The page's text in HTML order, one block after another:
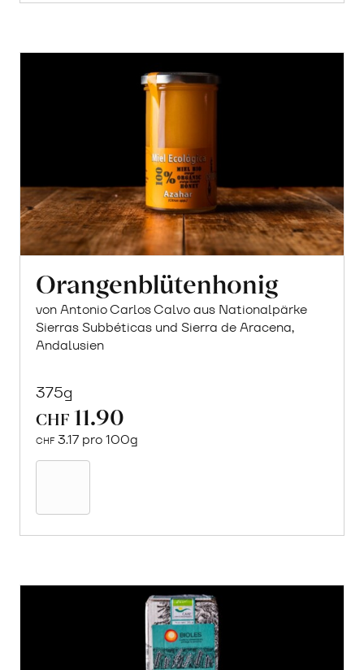
Orangenblütenhonig
von Antonio Carlos Calvo aus Nationalpärke
Sierras Subbéticas und Sierra de Aracena,
Andalusien
375g
CHF 11.90
CHF 3.17 pro 100g